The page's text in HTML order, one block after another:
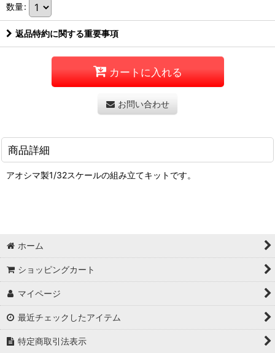
数量:
返品特約に関する重要事項
カートに入れる
お問い合わせ
商品詳細
アオシマ製1/32スケールの組み立てキットです。
ホーム
ショッピングカート
マイページ
最近チェックしたアイテム
特定商取引法表示